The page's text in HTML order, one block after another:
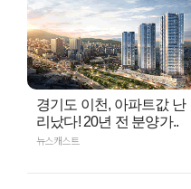
경기도 이천, 아파트값 난
리났다! 20년 전 분양가..
뉴스캐스트